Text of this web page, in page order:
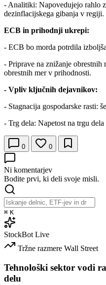
- Analitiki: Napovedujejo rahlo
dezinflacijskega gibanja v regiji.
ECB in prihodnji ukrepi:
- ECB bo morda potrdila
- Priprave na znižanje obrestnih
obrestnih mer v prihodnosti.
- Vpliv ključnih dejavnikov:
- Stagnacija gospodarske rasti:
- Trg dela: Napetost na trgu
0 0
Ni komentarjev
Bodite prvi, ki deli svoje misli.
⌘ K
StockBot Live
Tržne razmere Wall Street
Tehnološki sektor vodi
delu